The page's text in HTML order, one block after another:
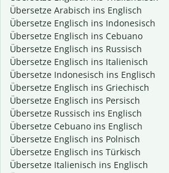
Übersetze Arabisch ins Englisch
Übersetze Englisch ins Indonesisch
Übersetze Englisch ins Cebuano
Übersetze Englisch ins Russisch
Übersetze Englisch ins Italienisch
Übersetze Indonesisch ins Englisch
Übersetze Englisch ins Griechisch
Übersetze Englisch ins Persisch
Übersetze Russisch ins Englisch
Übersetze Cebuano ins Englisch
Übersetze Englisch ins Polnisch
Übersetze Englisch ins Türkisch
Übersetze Italienisch ins Englisch